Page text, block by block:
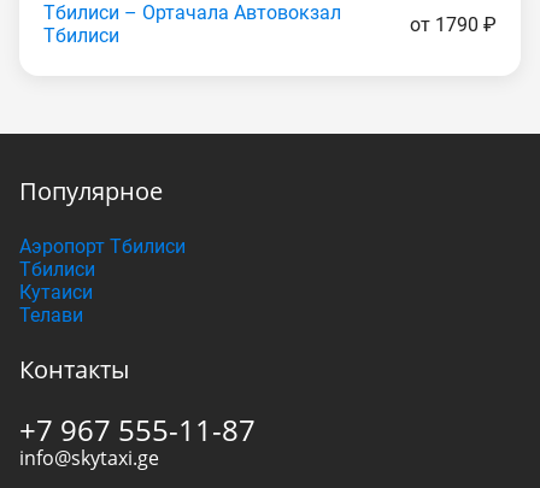
Тбилиси – Ортачала Автовокзал
Тбилиси
от 1790 ₽
Популярное
Аэропорт Тбилиси
Тбилиси
Кутаиси
Телави
Контакты
+7 967 555-11-87
info@skytaxi.ge